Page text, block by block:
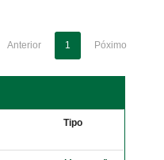
Anterior 1 Póximo
Tipo